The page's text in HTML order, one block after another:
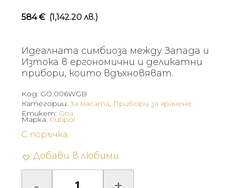
584€ (1,142.20 лв.)
Идеалната симбиоза между Запада и
Изтока в ергономични и деликатни
прибори, които вдъхновяват.
Код: GO.006WGB
Категории:За масата, Прибори за хранене
Етикет: Goa
С поръчка
Добави в любими
Марка: Cutipol